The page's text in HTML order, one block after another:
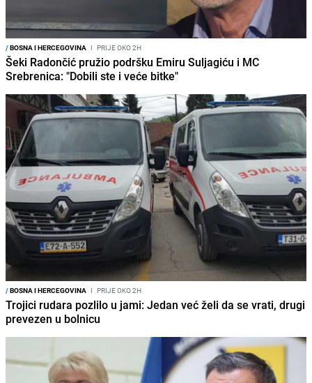
/BOSNA I HERCEGOVINA I PRIJE OKO 2H
Šeki Radončić pružio podršku Emiru Suljagiću i MC
Srebrenica: "Dobili ste i veće bitke"
/BOSNA I HERCEGOVINA I PRIJE OKO 2H
Trojici rudara pozlilo u jami: Jedan već želi da se vrati, drugi
prevezen u bolnicu